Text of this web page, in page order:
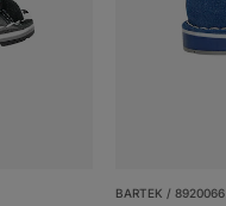
BARTEK / 8920066